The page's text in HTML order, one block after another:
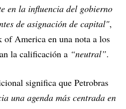
en la influencia del gobierno
de asignación de capital",
of America en una nota a los
la calificación a “neutral”.
significa que Petrobras
una agenda más centrada en